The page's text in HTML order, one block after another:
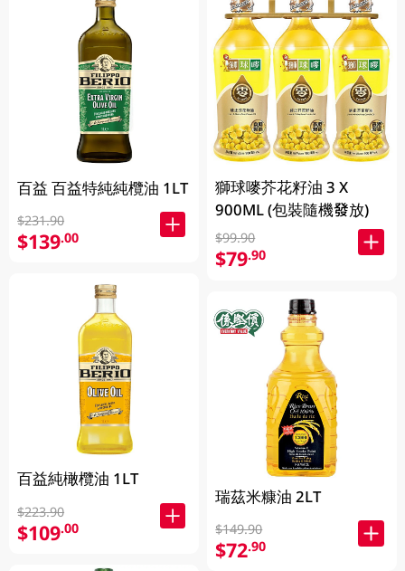
百益 百益特純純欖油 1LT
$231.90
$139.00
百益純橄欖油 1LT
$223.90
$109.00
獅球嘜芥花籽油 3 X
900ML (包裝隨機發放)
$99.90
$79.90
瑞茲米糠油 2LT
$149.90
$72.90